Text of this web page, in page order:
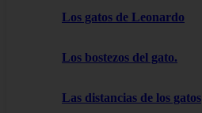
Los gatos de Leonardo
Los bostezos del gato.
Las distancias de los gatos